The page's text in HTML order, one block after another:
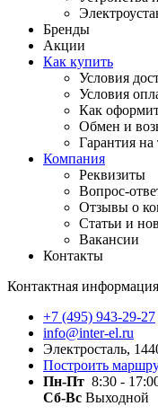
Бренды
Акции
Как купить
Условия
Условия
Как
Обмен и
Гарантия на
Компания
Реквизиты
Вопрос-
Отзывы о
Статьи и
Вакансии
Контакты
Контактная информация
+7 (495) 943-29-27
info@inter-el.ru
Электросталь,
Построить
Пн-Пт 8:30 -
Сб-Вс Выходной